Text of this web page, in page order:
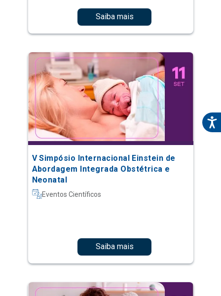
Saiba mais
V Simpósio Internacional Einstein de
Abordagem Integrada Obstétrica e
Neonatal
Eventos Científicos
Saiba mais